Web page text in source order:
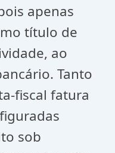
apenas
título de
ao
Tanto
fiscal fatura
sob